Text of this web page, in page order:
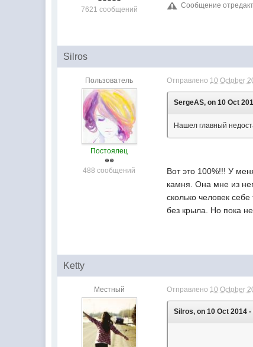
7621 сообщений Сообщение
Silros
Пользователь
Постоялец
488 сообщений
Отправлено 10 October
SergeAS, on 10 Oct
Нашел главный
Вот это 100%!!! У
камня. Она мне из
сколько человек
без крыла. Но пока не
Ketty
Местный Отправлено 10 October
Silros, on 10 Oct 2014 -